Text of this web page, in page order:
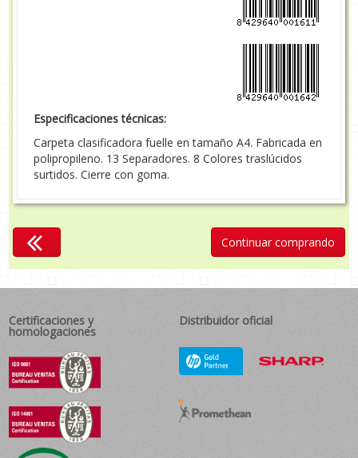
Especificaciones técnicas:
Carpeta clasificadora fuelle en tamaño A4. Fabricada en
polipropileno. 13 Separadores. 8 Colores traslúcidos
surtidos. Cierre con goma.
Continuar comprando
Certificaciones y
homologaciones
Distribuidor oficial